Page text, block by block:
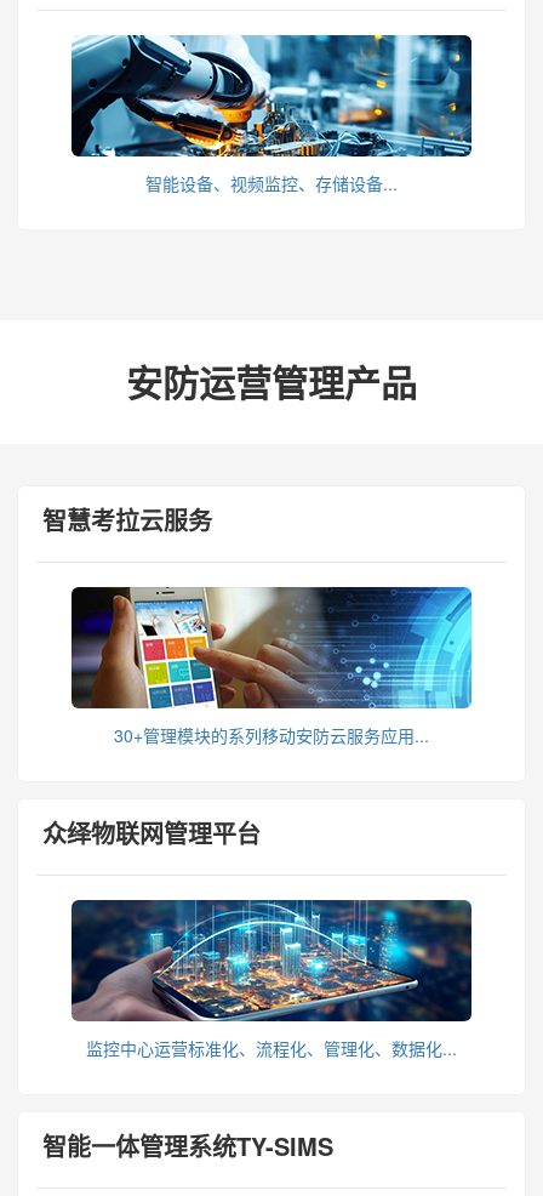
智能设备、视频监控、存储设备...
安防运营管理产品
智慧考拉云服务
30+管理模块的系列移动安防云服务应用...
众绎物联网管理平台
监控中心运营标准化、流程化、管理化、数据化...
智能一体管理系统TY-SIMS